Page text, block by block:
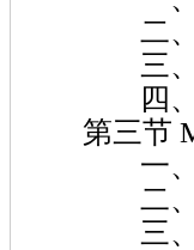
二、原
三、经
四、政
第三节
一、子
二、区
三、产